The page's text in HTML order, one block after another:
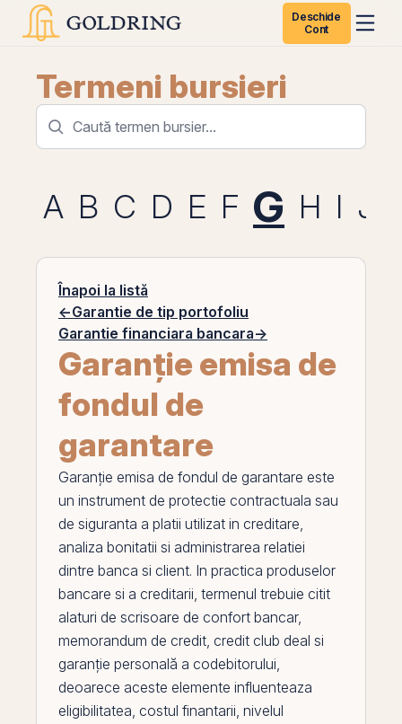
Deschide
Cont
Termeni bursieri
A B C D E F G H I J
Înapoi la listă
←Garantie de tip portofoliu
Garantie financiara bancara→
Garanție emisa de
fondul de
garantare
Garanție emisa de fondul de garantare este
un instrument de protectie contractuala sau
de siguranta a platii utilizat in creditare,
analiza bonitatii si administrarea relatiei
dintre banca si client. In practica produselor
bancare si a creditarii, termenul trebuie citit
alaturi de scrisoare de confort bancar,
memorandum de credit, credit club deal si
garanție personală a codebitorului,
deoarece aceste elemente influenteaza
eligibilitatea, costul finantarii, nivelul